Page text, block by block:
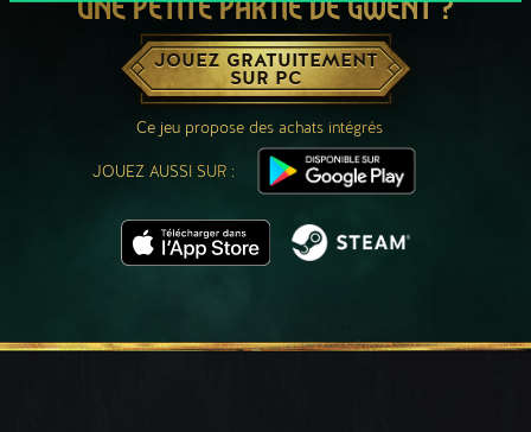
UNE PETITE PARTIE DE GWENT ?
JOUEZ GRATUITEMENT
SUR PC
Ce jeu propose des achats intégrés
JOUEZ AUSSI SUR :